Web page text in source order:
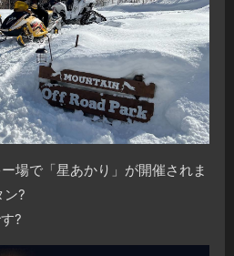
場で「星あかり」が開催されま
ン?
?